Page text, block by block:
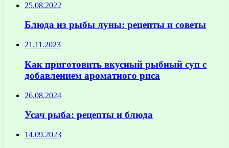
25.08.2022
Блюда из рыбы луны: рецепты и советы
21.11.2023
Как приготовить вкусный рыбный суп с
добавлением ароматного риса
26.08.2024
Усач рыба: рецепты и блюда
14.09.2023